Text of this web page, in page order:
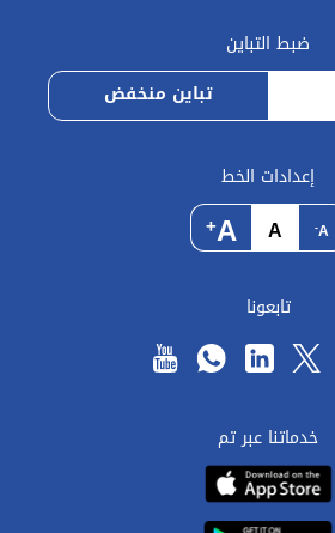
ضبط التباين
تباين منخفض
إعدادات الخط
A
-
A
A
+
تابعونا
خدماتنا عبر تم